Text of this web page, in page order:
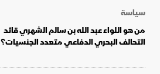
سياسة
من هو اللواء عبد الله بن سالم الشهري قائد
التحالف البحري الدفاعي متعدد الجنسيات؟